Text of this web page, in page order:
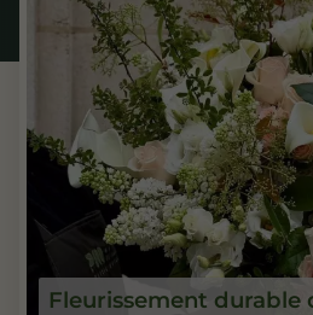
Fleurissement durable